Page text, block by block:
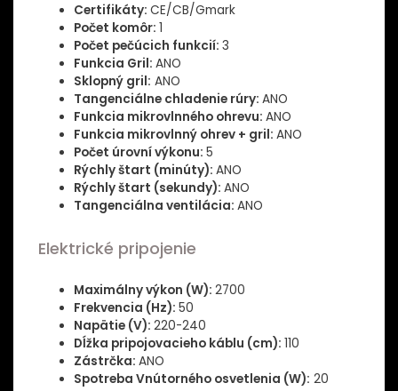
Certifikáty: CE/CB/Gmark
Počet komôr: 1
Počet pečúcich funkcií: 3
Funkcia Gril: ANO
Sklopný gril: ANO
Tangenciálne chladenie rúry: ANO
Funkcia mikrovlnného ohrevu: ANO
Funkcia mikrovlnný ohrev + gril: ANO
Počet úrovní výkonu: 5
Rýchly štart (minúty): ANO
Rýchly štart (sekundy): ANO
Tangenciálna ventilácia: ANO
Elektrické pripojenie
Maximálny výkon (W): 2700
Frekvencia (Hz): 50
Napätie (V): 220-240
Dĺžka pripojovacieho káblu (cm): 110
Zástrčka: ANO
Spotreba Vnútorného osvetlenia (W): 20